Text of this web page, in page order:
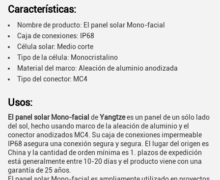
Características:
Nombre de producto: El panel solar Mono-facial
Caja de conexiones: IP68
Célula solar: Medio corte
Tipo de la célula: Monocristalino
Material del marco: Aleación de aluminio anodizada
Tipo del conector: MC4
Usos:
El panel solar Mono-facial deYangtzees un panel de un sólo lado
del sol, hecho usando marco de la aleación de aluminio y el
conector anodizados MC4. Su caja de conexiones impermeable
IP68 asegura una conexión segura y segura. El lugar del origen es
China y la cantidad de orden mínima es 1. plazos de expedición
está generalmente entre 10-20 días y el producto viene con una
garantía de 25 años.